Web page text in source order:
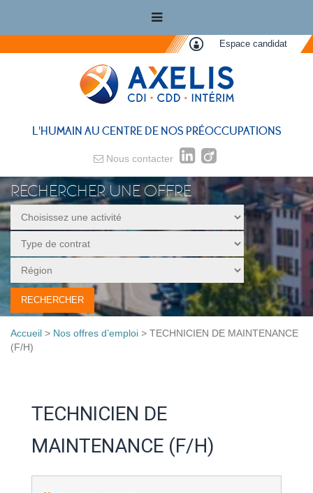
Espace candidat
L'HUMAIN AU CENTRE DE NOS PRÉOCCUPATIONS
Nous contacter
RECHERCHER UNE OFFRE
Accueil > Nos offres d’emploi > TECHNICIEN DE MAINTENANCE
(F/H)
TECHNICIEN DE
MAINTENANCE (F/H)